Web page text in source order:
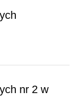
nr 2 w